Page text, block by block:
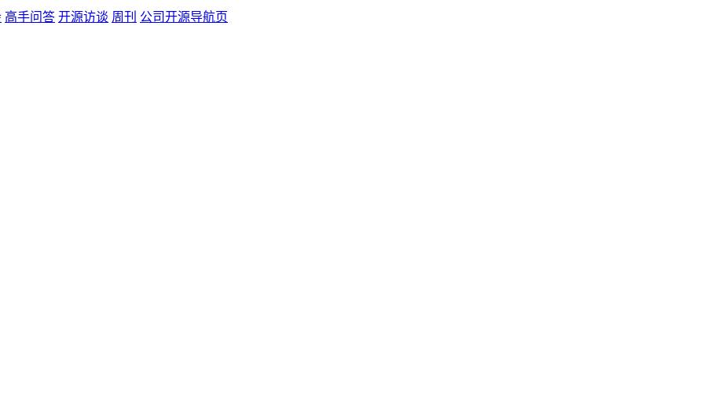
高手问答 开源访谈 周刊 公司开源导航页